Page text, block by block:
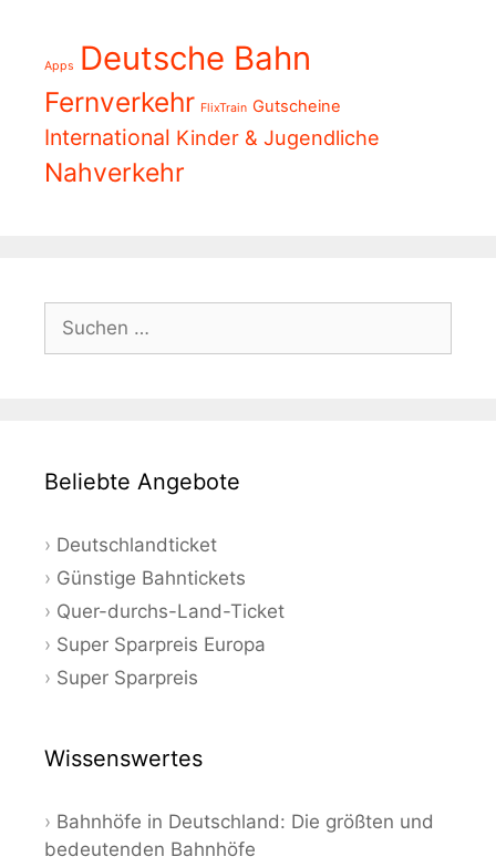
Apps Deutsche Bahn
Fernverkehr FlixTrain Gutscheine
International Kinder & Jugendliche
Nahverkehr
Suchen
nach:
Beliebte Angebote
Deutschlandticket
Günstige Bahntickets
Quer-durchs-Land-Ticket
Super Sparpreis Europa
Super Sparpreis
Wissenswertes
Bahnhöfe in Deutschland: Die größten und
bedeutenden Bahnhöfe